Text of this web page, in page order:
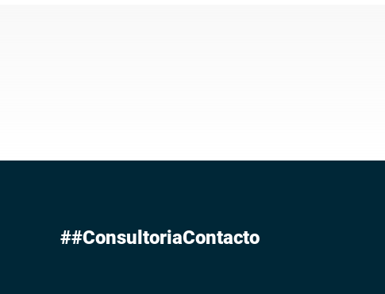
##ConsultoriaContacto